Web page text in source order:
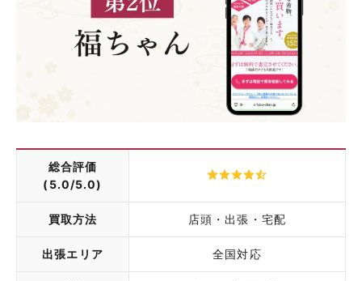
総合評価
(5.0/5.0)
買取方法 店頭・出張・宅配
出張エリア 全国対応